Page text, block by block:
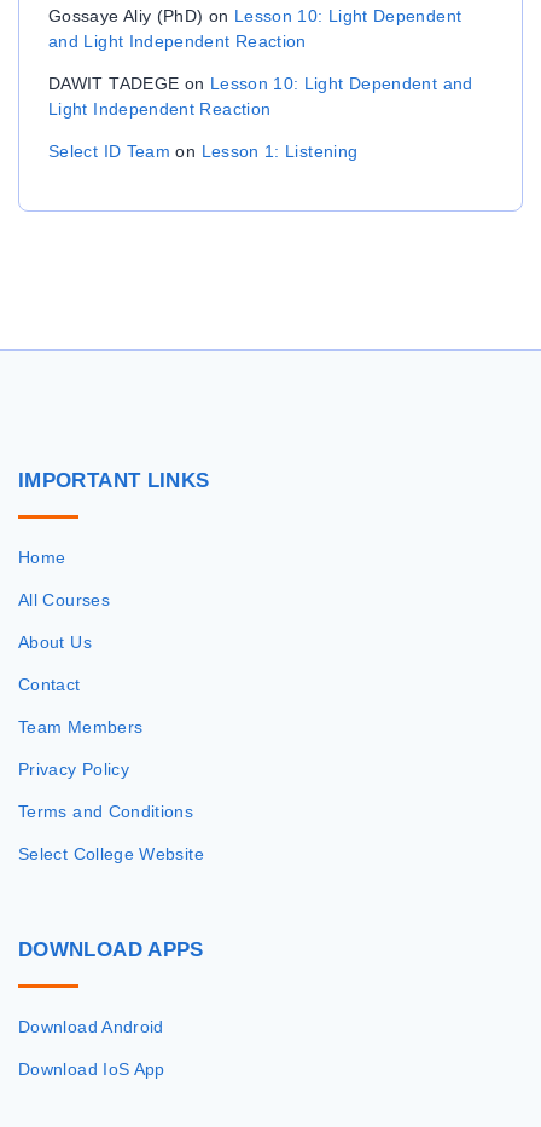
Gossaye Aliy (PhD) on Lesson 10: Light Dependent
and Light Independent Reaction
DAWIT TADEGE on Lesson 10: Light Dependent and
Light Independent Reaction
Select ID Team on Lesson 1: Listening
IMPORTANT LINKS
Home
All Courses
About Us
Contact
Team Members
Privacy Policy
Terms and Conditions
Select College Website
DOWNLOAD APPS
Download Android
Download IoS App